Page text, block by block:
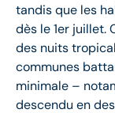
tandis que les
dès le 1er juillet.
des nuits
communes
minimale –
descendu en